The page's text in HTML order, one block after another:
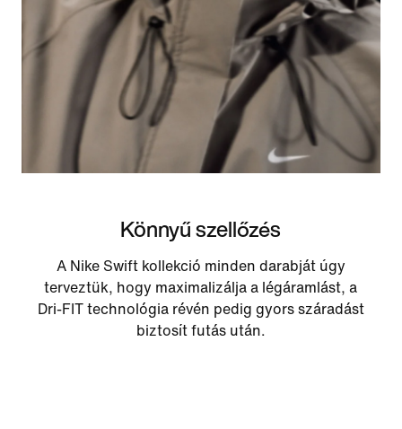
Könnyű szellőzés
A Nike Swift kollekció minden darabját úgy
terveztük, hogy maximalizálja a légáramlást, a
Dri-FIT technológia révén pedig gyors száradást
biztosít futás után.